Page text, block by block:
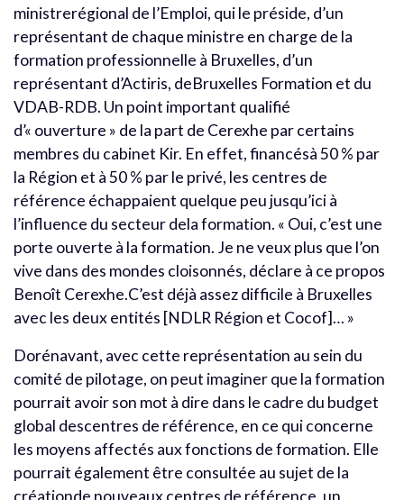
ministrerégional de l’Emploi, qui le préside, d’un
représentant de chaque ministre en charge de la
formation professionnelle à Bruxelles, d’un
représentant d’Actiris, deBruxelles Formation et du
VDAB-RDB. Un point important qualifié
d’« ouverture » de la part de Cerexhe par certains
membres du cabinet Kir. En effet, financésà 50 % par
la Région et à 50 % par le privé, les centres de
référence échappaient quelque peu jusqu’ici à
l’influence du secteur dela formation. « Oui, c’est une
porte ouverte à la formation. Je ne veux plus que l’on
vive dans des mondes cloisonnés, déclare à ce propos
Benoît Cerexhe.C’est déjà assez difficile à Bruxelles
avec les deux entités [NDLR Région et Cocof]… »
Dorénavant, avec cette représentation au sein du
comité de pilotage, on peut imaginer que la formation
pourrait avoir son mot à dire dans le cadre du budget
global descentres de référence, en ce qui concerne
les moyens affectés aux fonctions de formation. Elle
pourrait également être consultée au sujet de la
créationde nouveaux centres de référence, un